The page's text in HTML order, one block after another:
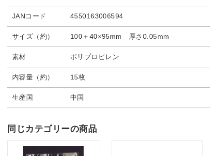
JANコード 4550163006594
サイズ（約） 100＋40×95mm 厚さ0.05mm
素材 ポリプロピレン
内容量（約） 15枚
生産国 中国
同じカテゴリーの商品